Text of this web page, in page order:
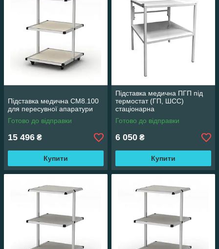
Підставка медична СМ8.100
для пересувної апаратури
Готово до відправки
15 496 ₴
Купити
Підставка медична ПГП під
термостат (ГП, ШСС)
стаціонарна
Готово до відправки
6 050 ₴
Купити